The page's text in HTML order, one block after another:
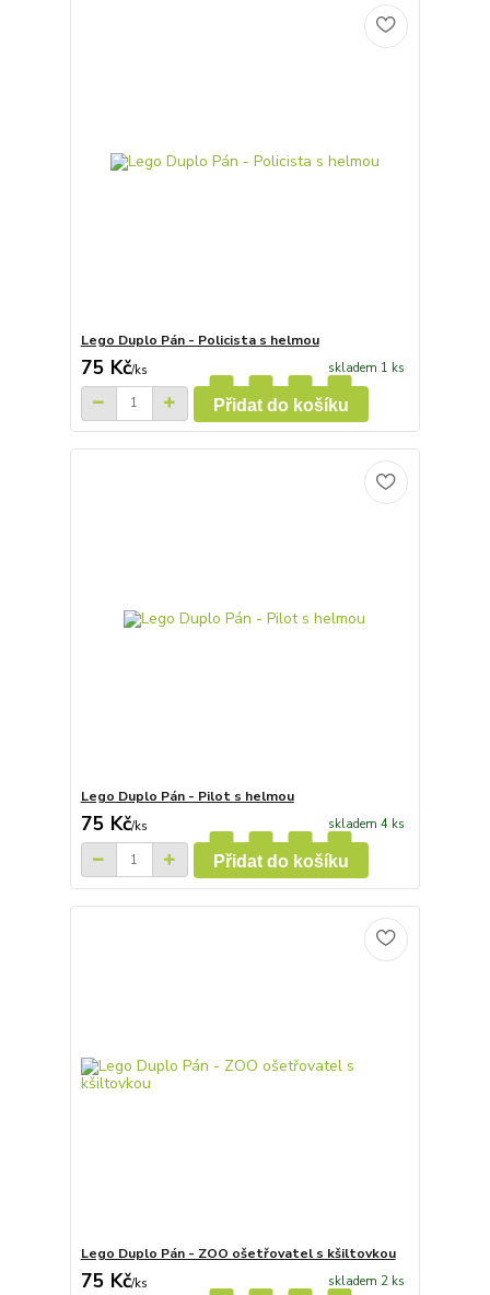
Lego Duplo Pán - Policista s helmou
75 Kč/ks skladem 1 ks
Přidat do košíku
Lego Duplo Pán - Pilot s helmou
75 Kč/ks skladem 4 ks
Přidat do košíku
Lego Duplo Pán - ZOO ošetřovatel s kšiltovkou
75 Kč/ks skladem 2 ks